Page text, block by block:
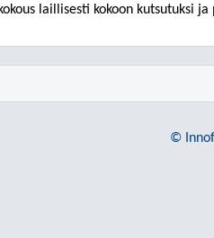
laillisesti kokoon kutsutuksi ja
©